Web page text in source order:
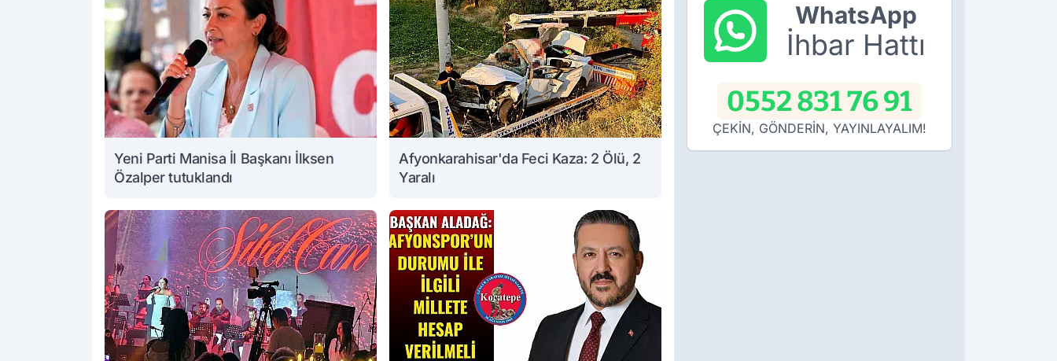
Yeni Parti Manisa İl Başkanı İlksen
Özalper tutuklandı
Afyonkarahisar'da Feci Kaza: 2 Ölü, 2
Yaralı
WhatsApp
İhbar Hattı
0552 831 76 91
ÇEKİN, GÖNDERİN, YAYINLAYALIM!